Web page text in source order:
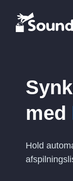
med
Hold